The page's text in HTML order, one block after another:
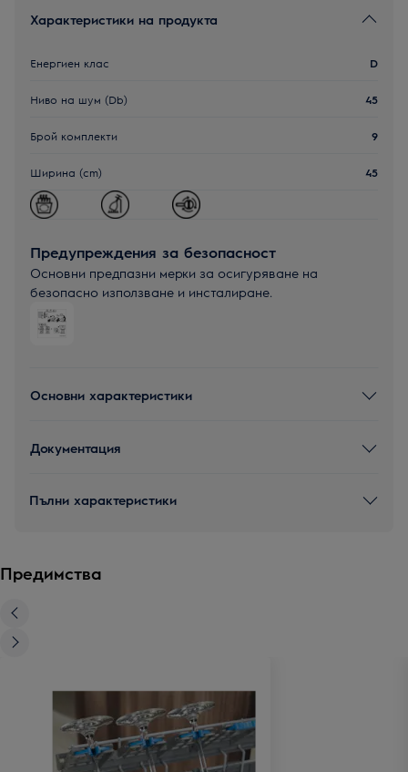
Характеристики на продукта
Енергиен клас D
Ниво на шум (Db) 45
Брой комплекти 9
Ширина (cm) 45
Предупреждения за безопасност
Основни предпазни мерки за осигуряване на
безопасно използване и инсталиране.
Основни характеристики
Документация
Пълни характеристики
Предимства